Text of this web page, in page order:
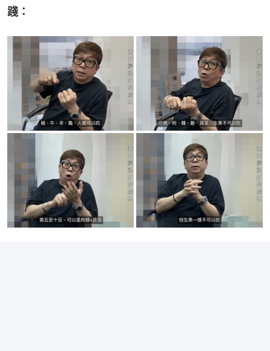
踐：